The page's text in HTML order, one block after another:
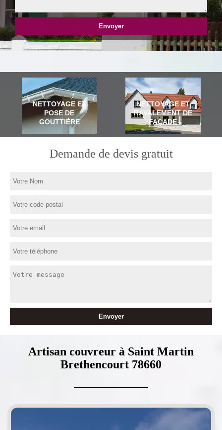
NETTOYAGE ET
POSE DE
GOUTTIÈRE
NETTOYAGE ET
RAVALEMENT DE
FAÇADE
Demande de devis gratuit
Artisan couvreur à Saint Martin
Brethencourt 78660